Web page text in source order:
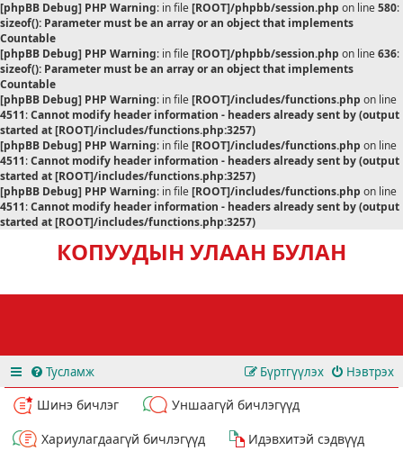
[phpBB Debug] PHP Warning: in file[ROOT]/phpbb/session.php on line580:
sizeof(): Parameter must be an array or an object that implements
Countable
[phpBB Debug] PHP Warning: in file[ROOT]/phpbb/session.php on line636:
sizeof(): Parameter must be an array or an object that implements
Countable
[phpBB Debug] PHP Warning: in file[ROOT]/includes/functions.php on line
4511:Cannot modify header information - headers already sent by (output
started at [ROOT]/includes/functions.php:3257)
[phpBB Debug] PHP Warning: in file[ROOT]/includes/functions.php on line
4511:Cannot modify header information - headers already sent by (output
started at [ROOT]/includes/functions.php:3257)
[phpBB Debug] PHP Warning: in file[ROOT]/includes/functions.php on line
4511:Cannot modify header information - headers already sent by (output
started at [ROOT]/includes/functions.php:3257)
КОПУУДЫН УЛААН БУЛАН
Тусламж Нэвтрэх
Бүртгүүлэх
Шинэ бичлэг
Уншаагүй бичлэгүүд
Хариулагдаагүй бичлэгүүд
Идэвхитэй сэдвүүд